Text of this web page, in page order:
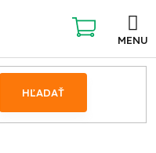
HĽADAŤ
NÁKUPNÝ
KOŠÍK